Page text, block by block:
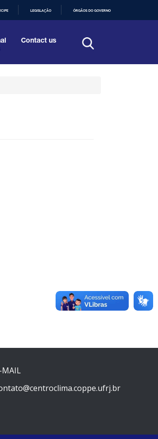
LEGISLAÇÃO ÓRGÃOS DO GOVERNO
Contact us
MAIL